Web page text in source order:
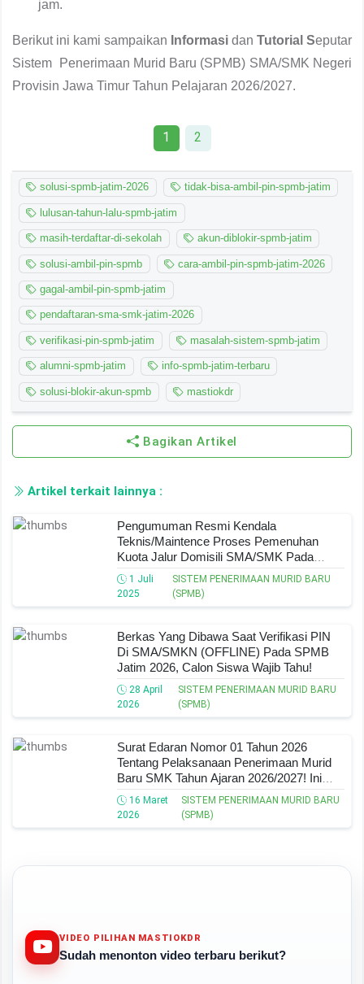
jam.
Berikut ini kami sampaikan Informasi dan Tutorial Seputar
Sistem Penerimaan Murid Baru (SPMB) SMA/SMK Negeri
Provisin Jawa Timur Tahun Pelajaran 2026/2027.
1 2
solusi-spmb-jatim-2026 tidak-bisa-ambil-pin-spmb-jatim
lulusan-tahun-lalu-spmb-jatim
masih-terdaftar-di-sekolah akun-diblokir-spmb-jatim
solusi-ambil-pin-spmb cara-ambil-pin-spmb-jatim-2026
gagal-ambil-pin-spmb-jatim
pendaftaran-sma-smk-jatim-2026
verifikasi-pin-spmb-jatim masalah-sistem-spmb-jatim
alumni-spmb-jatim info-spmb-jatim-terbaru
solusi-blokir-akun-spmb mastiokdr
Bagikan Artikel
Artikel terkait lainnya :
Pengumuman Resmi Kendala
Teknis/Maintence Proses Pemenuhan
Kuota Jalur Domisili SMA/SMK Pada
SPMB Jatim 2025
1 Juli
2025
SISTEM PENERIMAAN MURID BARU
(SPMB)
Berkas Yang Dibawa Saat Verifikasi PIN
Di SMA/SMKN (OFFLINE) Pada SPMB
Jatim 2026, Calon Siswa Wajib Tahu!
28 April
2026
SISTEM PENERIMAAN MURID BARU
(SPMB)
Surat Edaran Nomor 01 Tahun 2026
Tentang Pelaksanaan Penerimaan Murid
Baru SMK Tahun Ajaran 2026/2027! Ini
Syarat, Jalur Dan Ketentuannya!
16 Maret
2026
SISTEM PENERIMAAN MURID BARU
(SPMB)
VIDEO PILIHAN MASTIOKDR
Sudah menonton video terbaru berikut?